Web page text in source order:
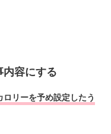
内容にする
ロリーを予め設定したう